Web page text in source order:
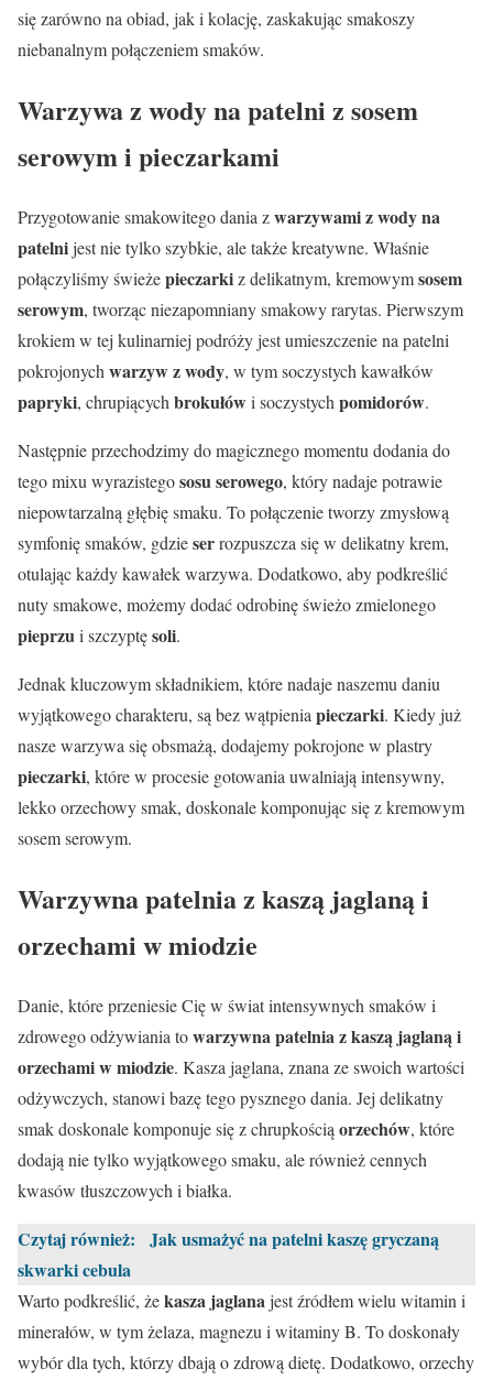
się zarówno na obiad, jak i kolację, zaskakując smakoszy
niebanalnym połączeniem smaków.
Warzywa z wody na patelni z sosem
serowym i pieczarkami
Przygotowanie smakowitego dania zwarzywami z wody na
patelnijest nie tylko szybkie, ale także kreatywne. Właśnie
połączyliśmy świeżepieczarkiz delikatnym, kremowymsosem
serowym, tworząc niezapomniany smakowy rarytas. Pierwszym
krokiem w tej kulinarniej podróży jest umieszczenie na patelni
pokrojonych warzyw z wody, w tym soczystych kawałków
papryki, chrupiących brokułówi soczystych pomidorów.
Następnie przechodzimy do magicznego momentu dodania do
tego mixu wyrazistegososu serowego, który nadaje potrawie
niepowtarzalną głębię smaku. To połączenie tworzy zmysłową
symfonię smaków, gdzieserrozpuszcza się w delikatny krem,
otulając każdy kawałek warzywa. Dodatkowo, aby podkreślić
nuty smakowe, możemy dodać odrobinę świeżo zmielonego
pieprzui szczyptęsoli.
Jednak kluczowym składnikiem, które nadaje naszemu daniu
wyjątkowego charakteru, są bez wątpienia pieczarki. Kiedy już
nasze warzywa się obsmażą, dodajemy pokrojone w plastry
pieczarki, które w procesie gotowania uwalniają intensywny,
lekko orzechowy smak, doskonale komponując się z kremowym
sosem serowym.
Warzywna patelnia z kaszą jaglaną i
orzechami w miodzie
Danie, które przeniesie Cię w świat intensywnych smaków i
zdrowego odżywiania towarzywna patelnia z kaszą jaglaną i
orzechami w miodzie. Kasza jaglana, znana ze swoich wartości
odżywczych, stanowi bazę tego pysznego dania. Jej delikatny
smak doskonale komponuje się z chrupkością orzechów, które
dodają nie tylko wyjątkowego smaku, ale również cennych
kwasów tłuszczowych i białka.
Czytaj również:
Jak usmażyć na patelni kaszę gryczaną
skwarki cebula
Warto podkreślić, żekasza jaglana jest źródłem wielu witamin i
minerałów, w tym żelaza, magnezu i witaminy B. To doskonały
wybór dla tych, którzy dbają o zdrową dietę. Dodatkowo, orzechy